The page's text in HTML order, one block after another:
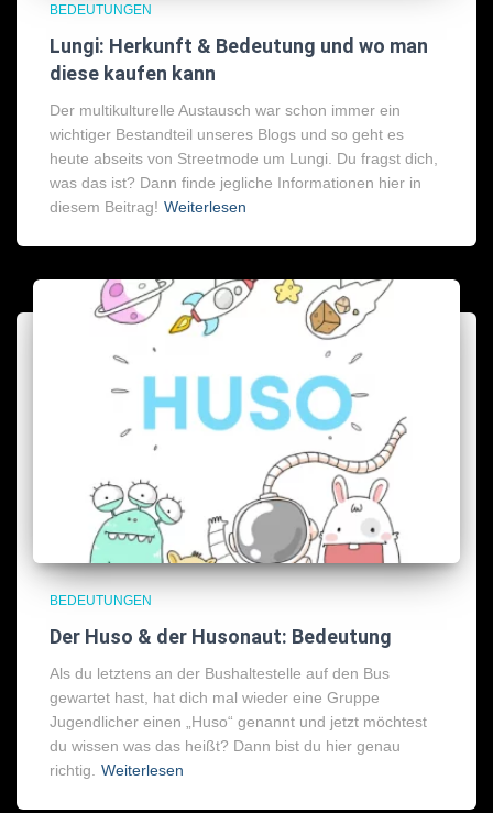
BEDEUTUNGEN
Lungi: Herkunft & Bedeutung und wo man
diese kaufen kann
Der multikulturelle Austausch war schon immer ein
wichtiger Bestandteil unseres Blogs und so geht es
heute abseits von Streetmode um Lungi. Du fragst dich,
was das ist? Dann finde jegliche Informationen hier in
diesem Beitrag! Weiterlesen
BEDEUTUNGEN
Der Huso & der Husonaut: Bedeutung
Als du letztens an der Bushaltestelle auf den Bus
gewartet hast, hat dich mal wieder eine Gruppe
Jugendlicher einen „Huso“ genannt und jetzt möchtest
du wissen was das heißt? Dann bist du hier genau
richtig. Weiterlesen